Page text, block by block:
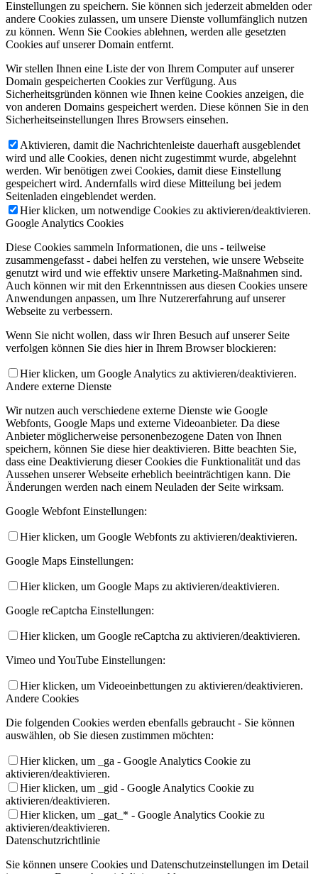
Einstellungen zu speichern. Sie können sich jederzeit abmelden oder
andere Cookies zulassen, um unsere Dienste vollumfänglich nutzen
zu können. Wenn Sie Cookies ablehnen, werden alle gesetzten
Cookies auf unserer Domain entfernt.
Wir stellen Ihnen eine Liste der von Ihrem Computer auf unserer
Domain gespeicherten Cookies zur Verfügung. Aus
Sicherheitsgründen können wie Ihnen keine Cookies anzeigen, die
von anderen Domains gespeichert werden. Diese können Sie in den
Sicherheitseinstellungen Ihres Browsers einsehen.
Aktivieren, damit die Nachrichtenleiste dauerhaft ausgeblendet
wird und alle Cookies, denen nicht zugestimmt wurde, abgelehnt
werden. Wir benötigen zwei Cookies, damit diese Einstellung
gespeichert wird. Andernfalls wird diese Mitteilung bei jedem
Seitenladen eingeblendet werden.
Hier klicken, um notwendige Cookies zu aktivieren/deaktivieren.
Google Analytics Cookies
Diese Cookies sammeln Informationen, die uns - teilweise
zusammengefasst - dabei helfen zu verstehen, wie unsere Webseite
genutzt wird und wie effektiv unsere Marketing-Maßnahmen sind.
Auch können wir mit den Erkenntnissen aus diesen Cookies unsere
Anwendungen anpassen, um Ihre Nutzererfahrung auf unserer
Webseite zu verbessern.
Wenn Sie nicht wollen, dass wir Ihren Besuch auf unserer Seite
verfolgen können Sie dies hier in Ihrem Browser blockieren:
Hier klicken, um Google Analytics zu aktivieren/deaktivieren.
Andere externe Dienste
Wir nutzen auch verschiedene externe Dienste wie Google
Webfonts, Google Maps und externe Videoanbieter. Da diese
Anbieter möglicherweise personenbezogene Daten von Ihnen
speichern, können Sie diese hier deaktivieren. Bitte beachten Sie,
dass eine Deaktivierung dieser Cookies die Funktionalität und das
Aussehen unserer Webseite erheblich beeinträchtigen kann. Die
Änderungen werden nach einem Neuladen der Seite wirksam.
Google Webfont Einstellungen:
Hier klicken, um Google Webfonts zu aktivieren/deaktivieren.
Google Maps Einstellungen:
Hier klicken, um Google Maps zu aktivieren/deaktivieren.
Google reCaptcha Einstellungen:
Hier klicken, um Google reCaptcha zu aktivieren/deaktivieren.
Vimeo und YouTube Einstellungen:
Hier klicken, um Videoeinbettungen zu aktivieren/deaktivieren.
Andere Cookies
Die folgenden Cookies werden ebenfalls gebraucht - Sie können
auswählen, ob Sie diesen zustimmen möchten:
Hier klicken, um _ga - Google Analytics Cookie zu
aktivieren/deaktivieren.
Hier klicken, um _gid - Google Analytics Cookie zu
aktivieren/deaktivieren.
Hier klicken, um _gat_* - Google Analytics Cookie zu
aktivieren/deaktivieren.
Datenschutzrichtlinie
Sie können unsere Cookies und Datenschutzeinstellungen im Detail